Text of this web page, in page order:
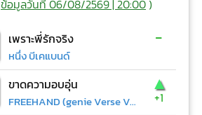
ข้อมูลวันที่ 06/08/2569 | 20:00)
เพราะพี่รักจริง
หนึ่ง บีเคแบนด์
-
ขาดความอบอุ่น
FREEHAND (genie Verse Vol.1)
▲
+1